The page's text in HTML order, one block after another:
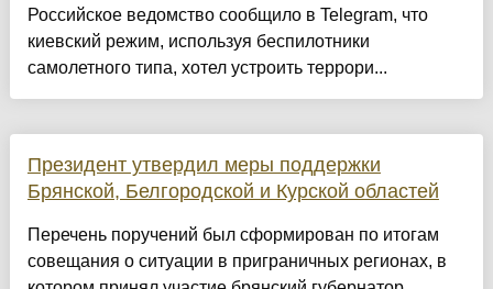
Российское ведомство сообщило в Telegram, что
киевский режим, используя беспилотники
самолетного типа, хотел устроить террори...
Президент утвердил меры поддержки
Брянской, Белгородской и Курской областей
Перечень поручений был сформирован по итогам
совещания о ситуации в приграничных регионах, в